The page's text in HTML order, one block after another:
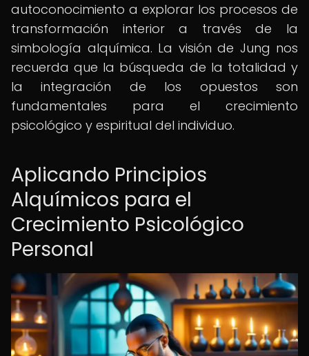
autoconocimiento a explorar los procesos de
transformación interior a través de la
simbología alquímica. La visión de Jung nos
recuerda que la búsqueda de la totalidad y
la integración de los opuestos son
fundamentales para el crecimiento
psicológico y espiritual del individuo.
Aplicando Principios
Alquímicos para el
Crecimiento Psicológico
Personal